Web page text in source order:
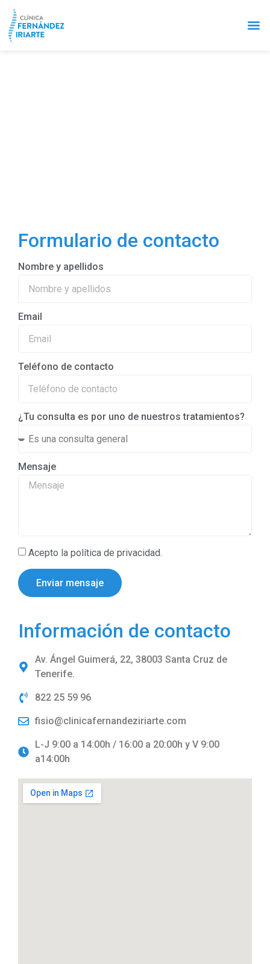
Formulario de contacto
Nombre y apellidos
Email
Teléfono de contacto
¿Tu consulta es por uno de nuestros tratamientos?
Mensaje
Acepto la política de privacidad.
Enviar mensaje
Información de contacto
Av. Ángel Guimerá, 22, 38003 Santa Cruz de
Tenerife.
822 25 59 96
fisio@clinicafernandeziriarte.com
L-J 9:00 a 14:00h / 16:00 a 20:00h y V 9:00
a14:00h